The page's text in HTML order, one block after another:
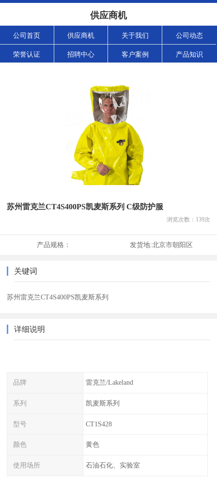
供应商机
公司首页 供应商机 关于我们 公司动态
荣誉认证 招聘中心 客户案例 产品知识
苏州雷克兰CT4S400PS凯麦斯系列 C级防护服
浏览次数： 139次
产品规格： 发货地:北京市朝阳区
关键词
苏州雷克兰CT4S400PS凯麦斯系列
详细说明
品牌 雷克兰/Lakeland
系列 凯麦斯系列
型号 CT1S428
颜色 黄色
使用场所 石油石化、实验室